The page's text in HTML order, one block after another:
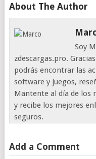
About The Author
Soy
zdescargas.pro.
podrás encontrar las
software y juegos,
Mantente al día de los
y recibe los mejores
seguros.
Add a Comment